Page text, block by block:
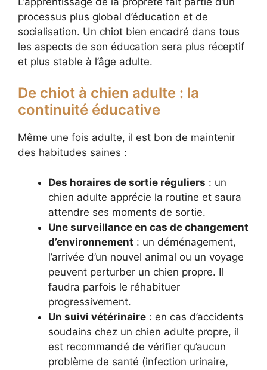
processus plus global d’éducation et de
socialisation. Un chiot bien encadré dans tous
les aspects de son éducation sera plus réceptif
et plus stable à l’âge adulte.
De chiot à chien adulte : la
continuité éducative
Même une fois adulte, il est bon de maintenir
des habitudes saines :
Des horaires de sortie réguliers : un
chien adulte apprécie la routine et saura
attendre ses moments de sortie.
Une surveillance en cas de changement
d’environnement : un déménagement,
l’arrivée d’un nouvel animal ou un voyage
peuvent perturber un chien propre. Il
faudra parfois le réhabituer
progressivement.
Un suivi vétérinaire : en cas d’accidents
soudains chez un chien adulte propre, il
est recommandé de vérifier qu’aucun
problème de santé (infection urinaire,